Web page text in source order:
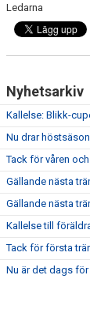
Ledarna
Nyhetsarkiv
Kallelse: Blikk-
Nu drar
Tack för våren
Gällande nästa
Gällande nästa
Kallelse till
Tack för första
Nu är det dags